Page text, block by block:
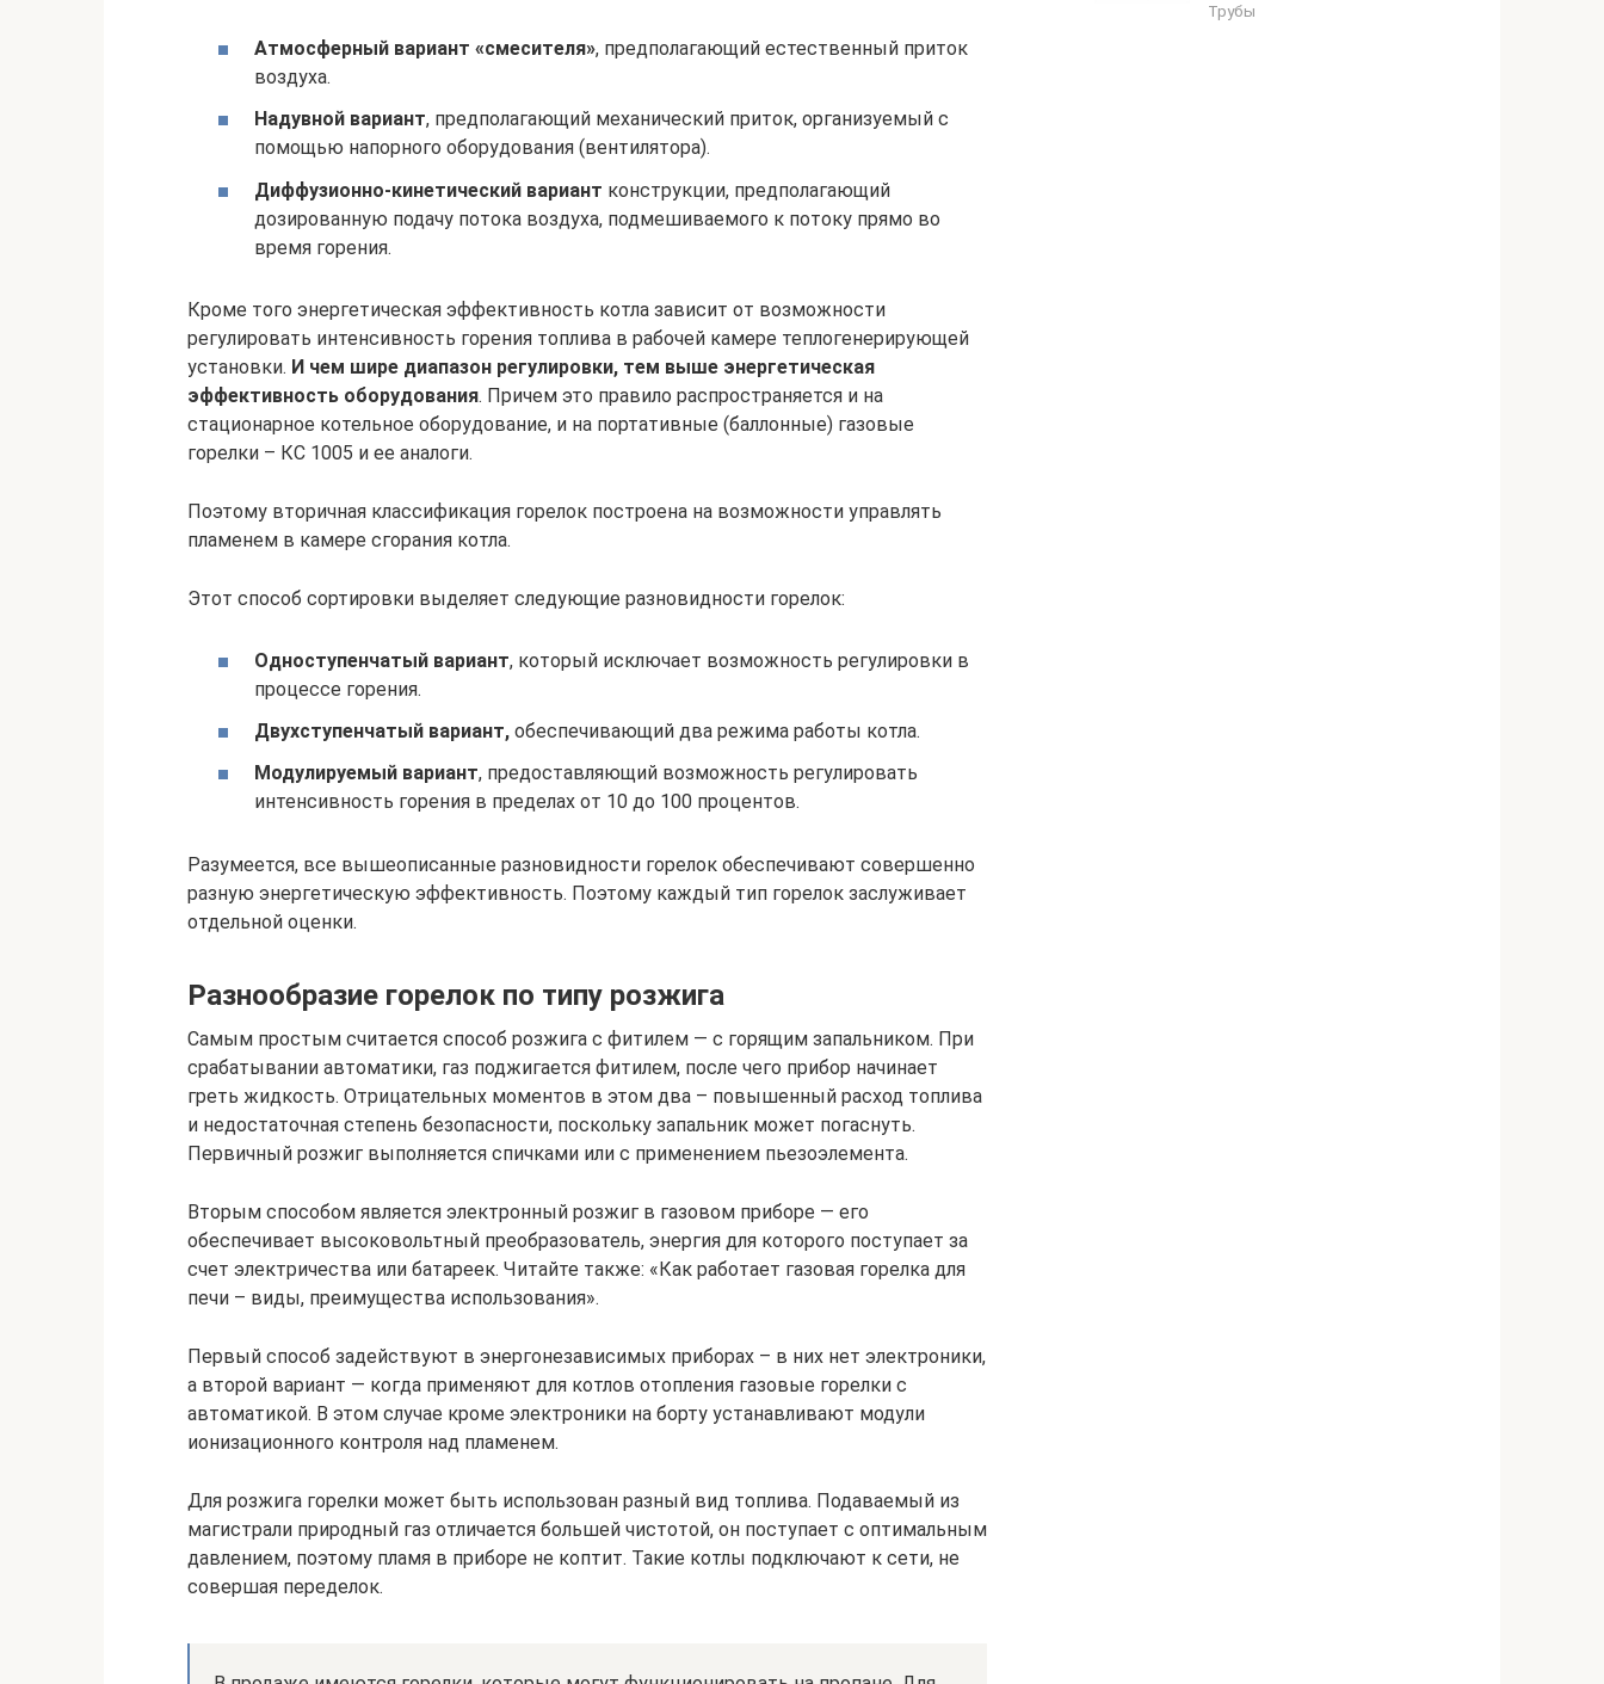
Атмосферный вариант «смесителя», предполагающий естественный приток
воздуха.
Надувной вариант, предполагающий механический приток, организуемый с
помощью напорного оборудования (вентилятора).
Диффузионно-кинетический вариант конструкции, предполагающий
дозированную подачу потока воздуха, подмешиваемого к потоку прямо во
время горения.
Кроме того энергетическая эффективность котла зависит от возможности
регулировать интенсивность горения топлива в рабочей камере теплогенерирующей
установки. И чем шире диапазон регулировки, тем выше энергетическая
эффективность оборудования. Причем это правило распространяется и на
стационарное котельное оборудование, и на портативные (баллонные) газовые
горелки – КС 1005 и ее аналоги.
Поэтому вторичная классификация горелок построена на возможности управлять
пламенем в камере сгорания котла.
Этот способ сортировки выделяет следующие разновидности горелок:
Одноступенчатый вариант, который исключает возможность регулировки в
процессе горения.
Двухступенчатый вариант, обеспечивающий два режима работы котла.
Модулируемый вариант, предоставляющий возможность регулировать
интенсивность горения в пределах от 10 до 100 процентов.
Разумеется, все вышеописанные разновидности горелок обеспечивают совершенно
разную энергетическую эффективность. Поэтому каждый тип горелок заслуживает
отдельной оценки.
Разнообразие горелок по типу розжига
Самым простым считается способ розжига с фитилем — с горящим запальником. При
срабатывании автоматики, газ поджигается фитилем, после чего прибор начинает
греть жидкость. Отрицательных моментов в этом два – повышенный расход топлива
и недостаточная степень безопасности, поскольку запальник может погаснуть.
Первичный розжиг выполняется спичками или с применением пьезоэлемента.
Вторым способом является электронный розжиг в газовом приборе — его
обеспечивает высоковольтный преобразователь, энергия для которого поступает за
счет электричества или батареек. Читайте также: «Как работает газовая горелка для
печи – виды, преимущества использования».
Первый способ задействуют в энергонезависимых приборах – в них нет электроники,
а второй вариант — когда применяют для котлов отопления газовые горелки с
автоматикой. В этом случае кроме электроники на борту устанавливают модули
ионизационного контроля над пламенем.
Для розжига горелки может быть использован разный вид топлива. Подаваемый из
магистрали природный газ отличается большей чистотой, он поступает с оптимальным
давлением, поэтому пламя в приборе не коптит. Такие котлы подключают к сети, не
совершая переделок.
Трубы